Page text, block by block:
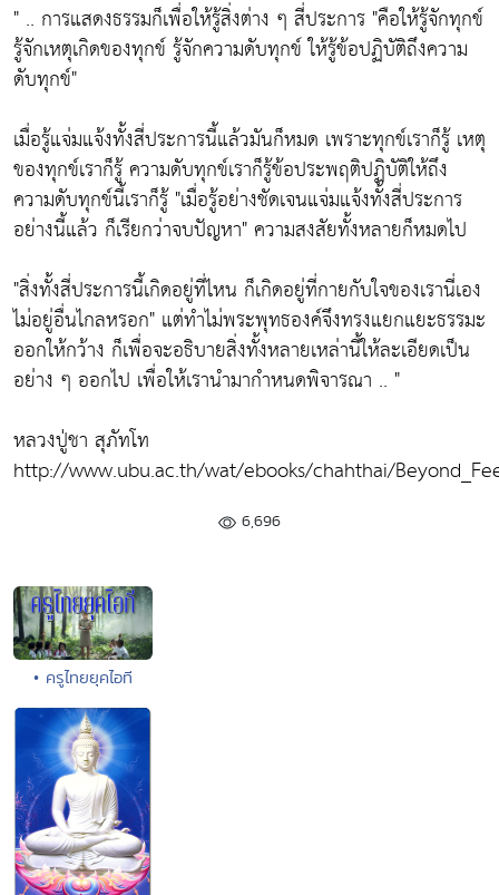
" .. การแสดงธรรมก็เพื่อให้รู้สิ่งต่าง ๆ สี่ประการ "คือให้รู้จักทุกข์
รู้จักเหตุเกิดของทุกข์ รู้จักความดับทุกข์ ให้รู้ข้อปฏิบัติถึงความ
ดับทุกข์"
เมื่อรู้แจ่มแจ้งทั้งสี่ประการนี้แล้วมันก็หมด เพราะทุกข์เราก็รู้ เหตุ
ของทุกข์เราก็รู้ ความดับทุกข์เราก็รู้ข้อประพฤติปฏิบัติให้ถึง
ความดับทุกข์นี้เราก็รู้"เมื่อรู้อย่างชัดเจนแจ่มแจ้งทั้งสี่ประการ
อย่างนี้แล้ว ก็เรียกว่าจบปัญหา"ความสงสัยทั้งหลายก็หมดไป
"สิ่งทั้งสี่ประการนี้เกิดอยู่ที่ไหน ก็เกิดอยู่ที่กายกับใจของเรานี่เอง
ไม่อยู่อื่นไกลหรอก" แต่ทำไม่พระพุทธองค์จึงทรงแยกแยะธรรมะ
ออกให้กว้าง ก็เพื่อจะอธิบายสิ่งทั้งหลายเหล่านี้ให้ละเอียดเป็น
อย่าง ๆ ออกไป เพื่อให้เรานำมากำหนดพิจารณา .. "
หลวงปู่ชา สุภัทโท
http://www.ubu.ac.th/wat/ebooks/chahthai/
6,696
• ครูไทยยุคไอที